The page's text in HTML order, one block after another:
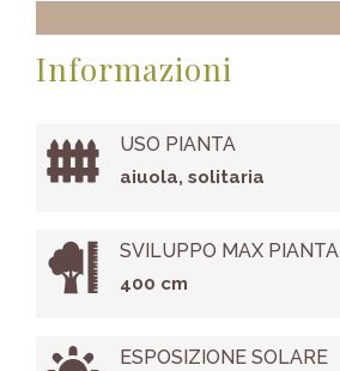
Informazioni
USO PIANTA
aiuola, solitaria
SVILUPPO MAX PIANTA
400 cm
ESPOSIZIONE SOLARE